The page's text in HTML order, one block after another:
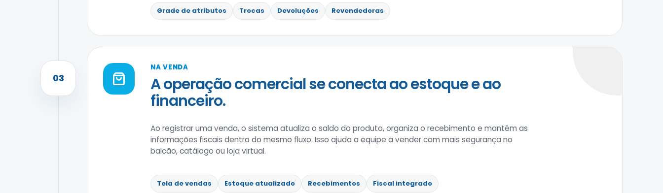
Grade de atributos Trocas Devoluções Revendedoras
03
NA VENDA
A operação comercial se conecta ao estoque e ao
financeiro.
Ao registrar uma venda, o sistema atualiza o saldo do produto, organiza o recebimento e mantém as
informações fiscais dentro do mesmo fluxo. Isso ajuda a equipe a vender com mais segurança no
balcão, catálogo ou loja virtual.
Tela de vendas Estoque atualizado Recebimentos Fiscal integrado